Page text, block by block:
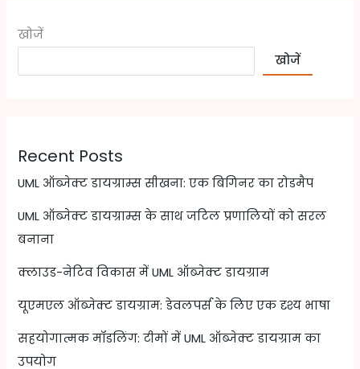
खोजें
खोजें
Recent Posts
UML ऑब्जेक्ट डायग्राम्स सीखना: एक बिगिनर का रोडमैप
UML ऑब्जेक्ट डायग्राम्स के साथ जटिल प्रणालियों को सरल
बनाना
क्लाउड-नेटिव विकास में UML ऑब्जेक्ट डायग्राम
यूएमएल ऑब्जेक्ट डायग्राम: डेवलपर्स के लिए एक दृश्य भाषा
सहयोगात्मक मॉडलिंग: टीमों में UML ऑब्जेक्ट डायग्राम का
उपयोग